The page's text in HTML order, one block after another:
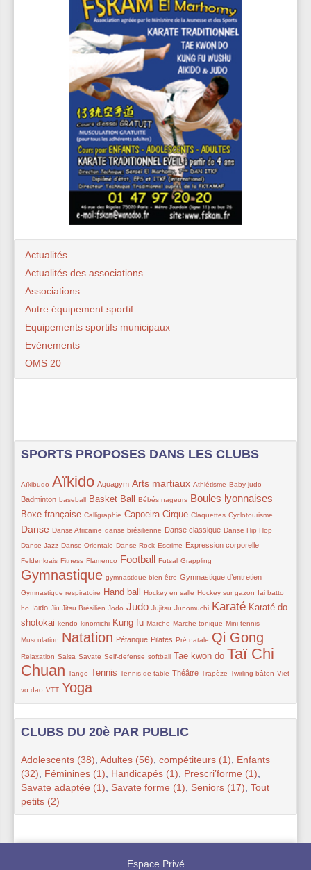
Actualités
Actualités des associations
Associations
Autre équipement sportif
Equipements sportifs municipaux
Evénements
OMS 20
SPORTS PROPOSES DANS LES CLUBS
28/229
Aïkibudo
217/229Aïkido
64/229 Aquagym
109/229 Arts martiaux
12/229 Athlétisme
25/229 Baby judo
64/229
Badminton
10/229 baseball
83/229 Basket Ball
32/229 Bébés nageurs
137/229 Boules lyonnaises
95/229
Boxe française
47/229 Calligraphie
84/229 Capoeira
81/229 Cirque
9/229 Claquettes
9/229 Cyclotourisme
124/229
Danse
24/229 Danse Africaine
15/229 danse brésilienne
56/229 Danse classique
41/229 Danse Hip Hop
9/229
Danse Jazz
9/229 Danse Orientale
9/229 Danse Rock
30/229 Escrime
56/229 Expression corporelle
10/229
Feldenkrais
36/229 Fitness
9/229 Flamenco
125/229 Football
16/229 Futsal
36/229 Grappling
192/229
Gymnastique
9/229 gymnastique bien-être
56/229 Gymnastique d’entretien
33/229
Gymnastique respiratoire
81/229 Hand ball
29/229 Hockey en salle
29/229 Hockey sur gazon
31/229
Iai batto
ho
60/229
Iaido
36/229Jiu Jitsu Brésilien
10/229 Jodo
137/229 Judo
32/229 Jujitsu
47/229 Junomuchi
157/229 Karaté
94/229
Karaté do
shotokai
47/229 kendo
47/229 kinomichi
95/229 Kung fu
9/229 Marche
9/229 Marche tonique
33/229 Mini tennis
9/229
Musculation
194/229 Natation
71/229 Pétanque
69/229 Pilates
32/229 Pré natale
183/229 Qi Gong
24/229
Relaxation
9/229 Salsa
38/229 Savate
15/229 Self-defense
10/229 softball
83/229 Tae kwon do
229/229
Taï Chi
Chuan
9/229 Tango
85/229 Tennis
23/229 Tennis de table
56/229 Théâtre
17/229 Trapèze
29/229 Twirling bâton
13/229 Viet
vo dao
9/229 VTT
186/229 Yoga
CLUBS DU 20è PAR PUBLIC
Adolescents (38) Adultes (56) compétiteurs (1)
Enfants
(32)
Féminines (1) Handicapés (1) Prescri’forme (1)
Savate adaptée (1)
Savate forme (1) Seniors (17) Tout
petits (2)
Espace Privé